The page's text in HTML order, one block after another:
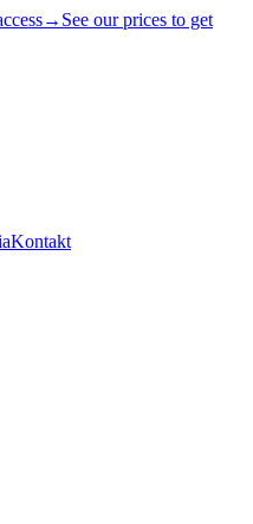
→ See our prices to get
Kontakt